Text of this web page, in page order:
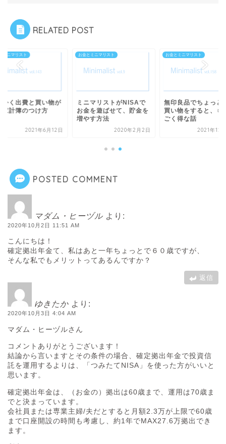
RELATED POST
ミニマリスト
かく出費と買い物が
家計簿のつけ方
2021年6月12日
お金とミニマリスト
ミニマリストがNISAで
お金を遊ばせて、貯金を
増やす方法
2020年2月2日
お金とミニマリスト
無印良品でちょっと
買い物をすると、も
ごく得な話
2021年12
POSTED COMMENT
マダム・ヒーヅル より:
2020年10月2日 11:51 AM
こんにちは！
確定拠出年金て、私はあと一年ちょっとで６０歳ですが、
そんな私でもメリットってあるんですか？
返信
ゆきたか より:
2020年10月3日 4:04 AM
マダム・ヒーヅルさん
コメントありがとうございます！
結論から言いますとその条件の場合、確定拠出年金で投資信
託を運用するよりは、「つみたてNISA」を使った方がいいと
思います。
確定拠出年金は、（お金の）拠出は60歳まで、運用は70歳ま
でと決まっています。
会社員または専業主婦/夫だとすると月額2.3万が上限で60歳
まで口座開設の時間も考慮し、約1年でMAX27.6万拠出でき
ます。